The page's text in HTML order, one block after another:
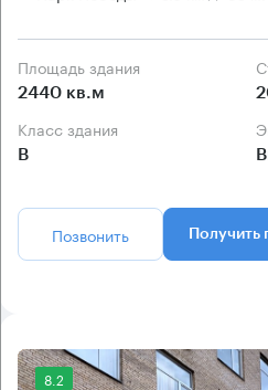
Площадь здания
2440 кв.м
Класс здания
B
Позвонить Получить
8.2